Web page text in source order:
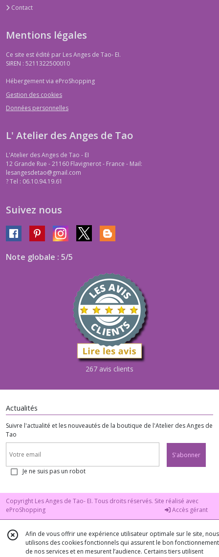
Contact
Mentions légales
Ce site est édité par Les Anges de Tao- EI.
SIREN : 5211322500010
Hébergement via eProShopping
Gestion des cookies
Données personnelles
L' Atelier des Anges de Tao
L'Atelier des Anges de Tao - EI
12 Grande Rue - 21160 Flavignerot - France - Mail:
lesangesdetao@gmail.com
?Tel : 06.10.94.19.61
Suivez nous
Note globale : 5/5
267 avis clients
Actualités
Suivre l'actualité et les nouveautés de la boutique de l'Atelier des Anges de
Tao
S'abonner
Je ne suis pas un robot
Copyright Les Anges de Tao- EI. Tous droits réservés. Site réalisé avec
eProShopping
Accès gérant
Afin de vous offrir une expérience utilisateur optimale sur le site, nous
utilisons des cookies fonctionnels qui assurent le bon fonctionnement
de nos services et en mesurent l’audience. Certains tiers utilisent